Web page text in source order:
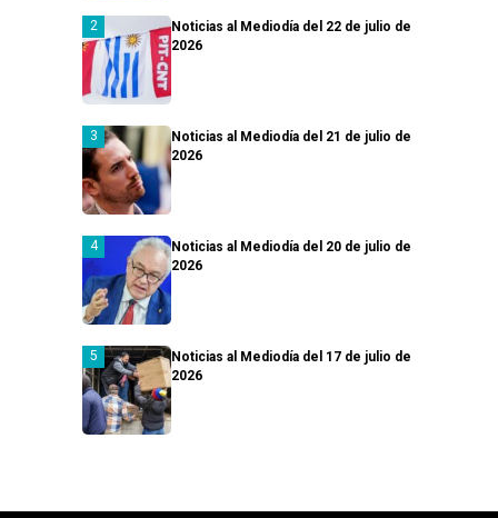
Noticias al Mediodía del 22 de julio de
2026
Noticias al Mediodía del 21 de julio de
2026
Noticias al Mediodía del 20 de julio de
2026
Noticias al Mediodía del 17 de julio de
2026